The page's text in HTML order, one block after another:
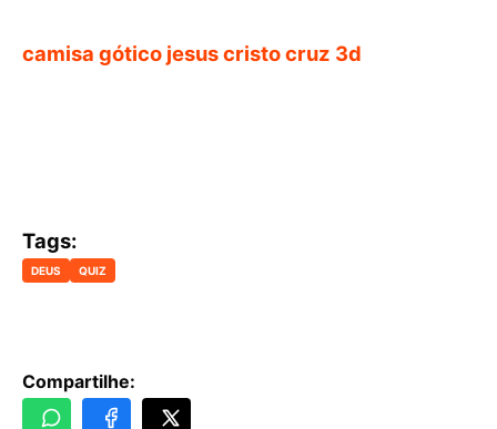
camisa gótico jesus cristo cruz 3d
Tags:
DEUS QUIZ
Compartilhe: